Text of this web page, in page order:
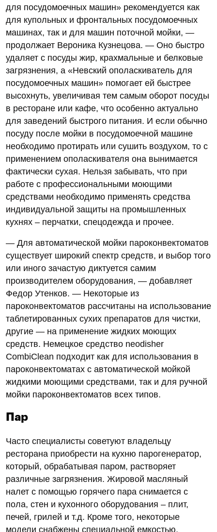
для посудомоечных машин» рекомендуется как
для купольных и фронтальных посудомоечных
машинах, так и для машин поточной мойки, —
продолжает Вероника Кузнецова. — Оно быстро
удаляет с посуды жир, крахмальные и белковые
загрязнения, а «Невский ополаскиватель для
посудомоечных машин» помогает ей быстрее
высохнуть, увеличивая тем самым оборот посуды
в ресторане или кафе, что особенно актуально
для заведений быстрого питания. И если обычно
посуду после мойки в посудомоечной машине
необходимо протирать или сушить воздухом, то с
применением ополаскивателя она вынимается
фактически сухая. Нельзя забывать, что при
работе с профессиональными моющими
средствами необходимо применять средства
индивидуальной защиты на промышленных
кухнях – перчатки, спецодежда и прочее.
— Для автоматической мойки пароконвектоматов
существует широкий спектр средств, и выбор того
или иного зачастую диктуется самим
производителем оборудования, — добавляет
Федор Утенков. — Некоторые из
пароконвектоматов рассчитаны на использование
таблетированных сухих препаратов для чистки,
другие — на применение жидких моющих
средств. Немецкое средство neodisher
CombiClean подходит как для использования в
пароконвектоматах с автоматической мойкой
жидкими моющими средствами, так и для ручной
мойки пароконвектоматов всех типов.
Пар
Часто специалисты советуют владельцу
ресторана приобрести на кухню парогенератор,
который, обрабатывая паром, растворяет
различные загрязнения. Жировой масляный
налет с помощью горячего пара снимается с
пола, стен и кухонного оборудования – плит,
печей, грилей и т.д. Кроме того, некоторые
модели снабжены специальной емкостью,